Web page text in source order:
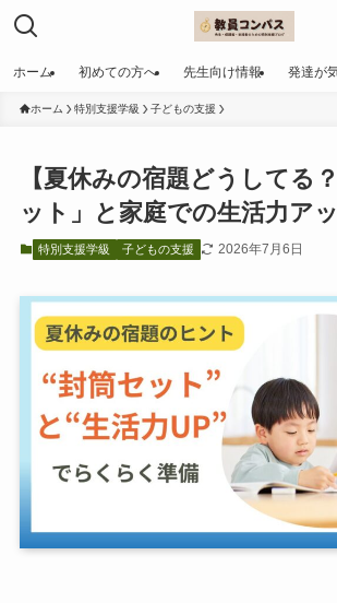
ホーム 初めての方へ 先生向け情報 発達が
ホーム 特別支援学級 子どもの支援
【夏休みの宿題どうしてる
ット」と家庭での生活力ア
特別支援学級 子どもの支援 2026年7月6日